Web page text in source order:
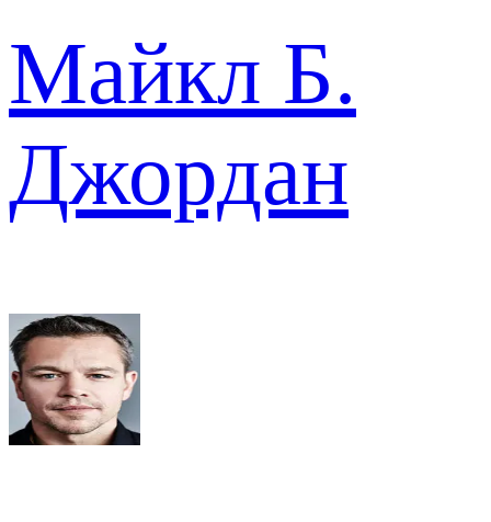
Майкл Б.
Джордан